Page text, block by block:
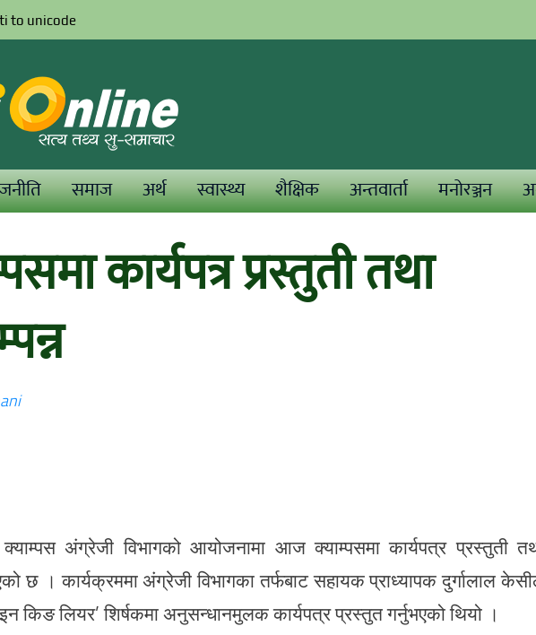
to unicode
समाज अर्थ स्वास्थ्य शैक्षिक अन्तवार्ता मनोरञ्जन
कार्यपत्र प्रस्तुती तथा
अंग्रेजी विभागको आयोजनामा आज क्याम्पसमा कार्यपत्र प्रस्तुती
छ । कार्यक्रममा अंग्रेजी विभागका तर्फबाट सहायक प्राध्यापक दुर्गालाल
किङ लियर’ शिर्षकमा अनुसन्धानमुलक कार्यपत्र प्रस्तुत गर्नुभएको थियो ।